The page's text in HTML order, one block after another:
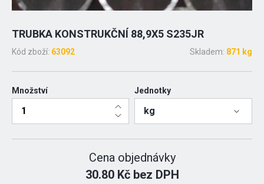
TRUBKA KONSTRUKČNÍ 88,9X5 S235JR
Kód zboží: 63092 Skladem: 871 kg
Množství Jednotky
kg
Cena objednávky
30.80 Kč bez DPH